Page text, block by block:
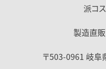
派コ
製造直
〒503-0961 岐阜